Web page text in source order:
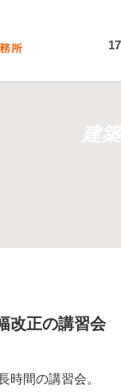
建
改正の講習会
時間の講習会。